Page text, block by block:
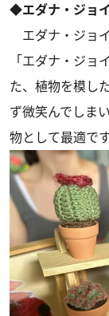
◆エダナ・ジョ
エダナ・ジョ
「エダナ・ジ
た、植物を模し
ず微笑んでしま
物として最適で